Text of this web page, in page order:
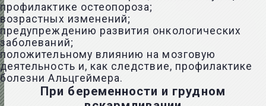
профилактике остеопороза;
возрастных изменений;
предупреждению развития онкологических
заболеваний;
положительному влиянию на мозговую
деятельность и, как следствие, профилактике
болезни Альцгеймера.
При беременности и грудном